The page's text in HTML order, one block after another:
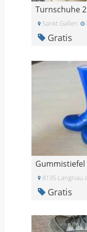
Turnschuhe
Sankt Gallen
Gratis
Gummistiefel
8135 Langnau
Gratis